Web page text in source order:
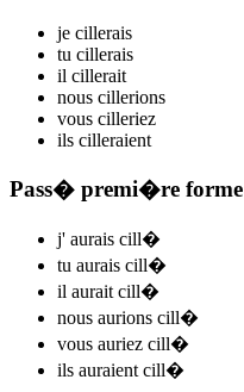
je cillerais
tu cillerais
il cillerait
nous cillerions
vous cilleriez
ils cilleraient
Pass� premi�re forme
j' aurais cill�
tu aurais cill�
il aurait cill�
nous aurions cill�
vous auriez cill�
ils auraient cill�